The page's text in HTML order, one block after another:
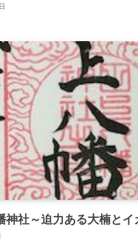
神社～迫力ある大楠とイ